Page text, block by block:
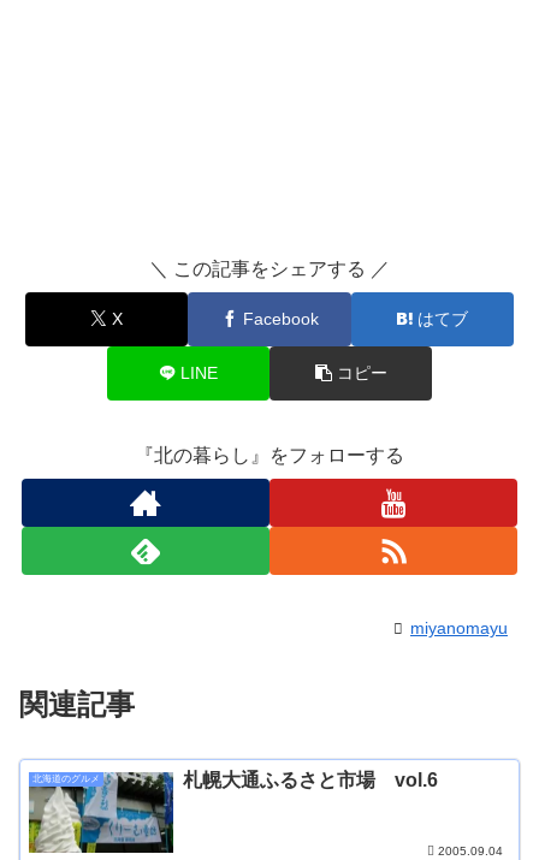
＼ この記事をシェアする ／
X Facebook はてブ
LINE コピー
『北の暮らし』をフォローする
miyanomayu
関連記事
北海道のグルメ 札幌大通ふるさと市場 vol.6
2005.09.04